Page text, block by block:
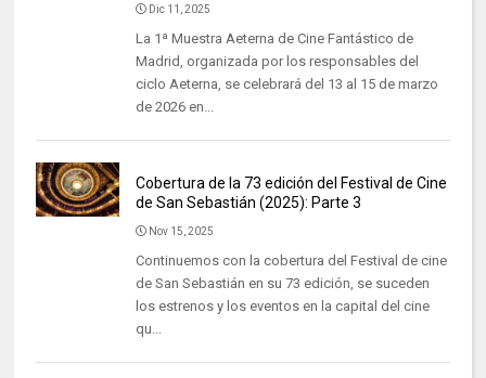
Dic 11, 2025
La 1ª Muestra Aeterna de Cine Fantástico de
Madrid, organizada por los responsables del
ciclo Aeterna, se celebrará del 13 al 15 de marzo
de 2026 en...
Cobertura de la 73 edición del Festival de Cine
de San Sebastián (2025): Parte 3
Nov 15, 2025
Continuemos con la cobertura del Festival de cine
de San Sebastián en su 73 edición, se suceden
los estrenos y los eventos en la capital del cine
qu...